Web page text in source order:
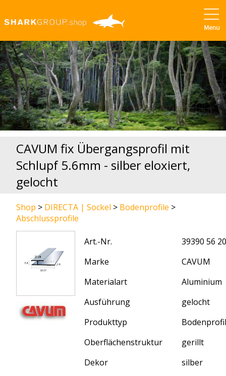
CAVUM fix Übergangsprofil mit
Schlupf 5.6mm - silber eloxiert,
gelocht
Shop > DIRECTA | Sockel > Bodenprofile >
Abschlussprofile
Art.-Nr.
39390 56
Marke
CAVUM
Materialart
Aluminium
Ausführung
gelocht
Produkttyp
Oberflächenstruktur
gerillt
Dekor
silber